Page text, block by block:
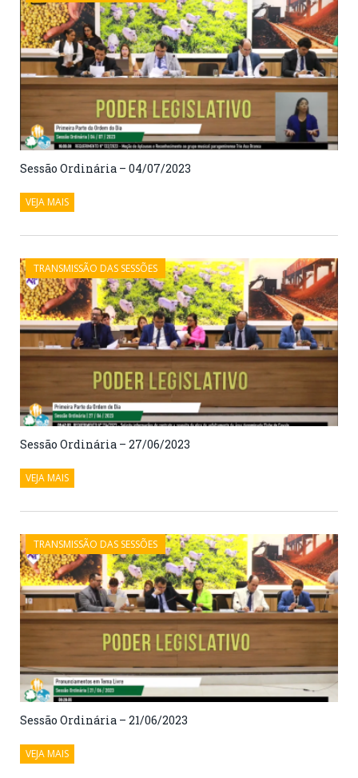
Sessão Ordinária – 04/07/2023
VEJA MAIS
TRANSMISSÃO DAS SESSÕES
Sessão Ordinária – 27/06/2023
VEJA MAIS
TRANSMISSÃO DAS SESSÕES
Sessão Ordinária – 21/06/2023
VEJA MAIS